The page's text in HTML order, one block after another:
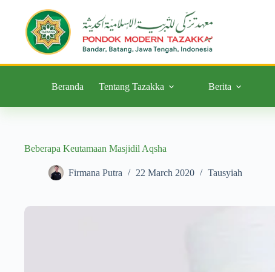
Beranda Tentang Tazakka Berita
Beberapa Keutamaan Masjidil Aqsha
Firmana Putra 22 March 2020 Tausyiah